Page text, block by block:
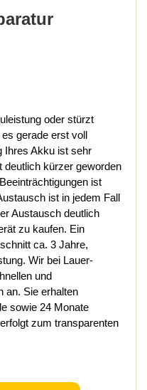
oder stürzt
gerade erst voll
Ihres Akku ist sehr
kürzer geworden
ist
ist in jedem Fall
Austausch deutlich
zu kaufen. Ein
ca. 3 Jahre,
Wir bei Lauer-
und
an. Sie erhalten
sowie 24 Monate
zum transparenten